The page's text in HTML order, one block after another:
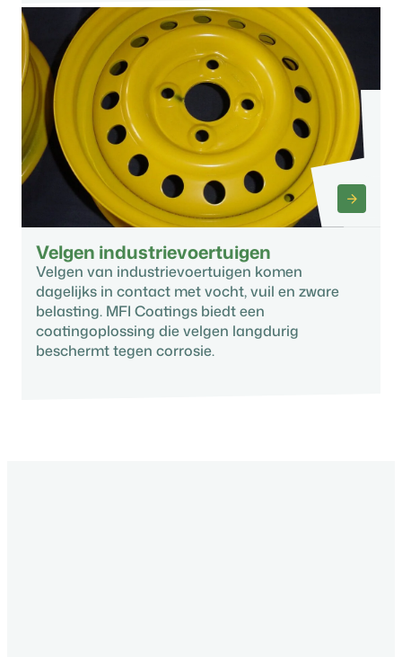
Velgen industrievoertuigen
Velgen van industrievoertuigen komen
dagelijks in contact met vocht, vuil en zware
belasting. MFI Coatings biedt een
coatingoplossing die velgen langdurig
beschermt tegen corrosie.